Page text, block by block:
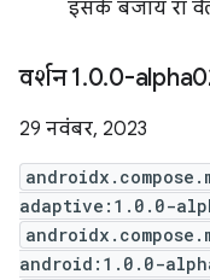
इसके बजाय रॉ
वर्शन 1.0.0-
29 नवंबर, 2023
adaptive:1.0.0-
android:1.0.0-